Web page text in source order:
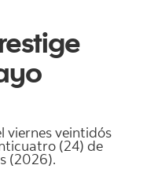
viernes veintidós
(24) de
(2026).